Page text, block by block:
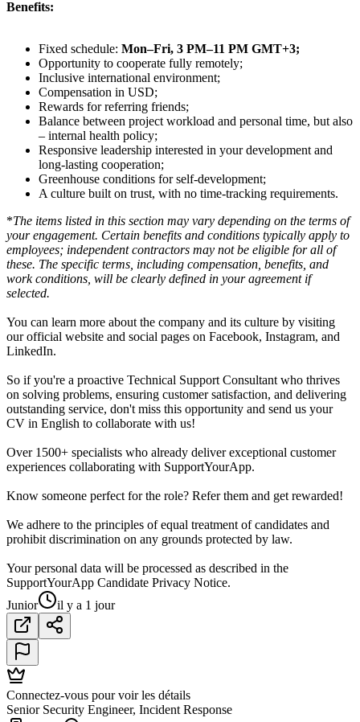
Benefits:
Fixed schedule: Mon–Fri, 3 PM–11 PM GMT+3;
Opportunity to cooperate fully remotely;
Inclusive international environment;
Compensation in USD;
Rewards for referring friends;
Balance between project workload and personal time, but also
– internal health policy;
Responsive leadership interested in your development and
long-lasting cooperation;
Greenhouse conditions for self-development;
A culture built on trust, with no time-tracking requirements.
*The items listed in this section may vary depending on the terms of
your engagement. Certain benefits and conditions typically apply to
employees; independent contractors may not be eligible for all of
these. The specific terms, including compensation, benefits, and
work conditions, will be clearly defined in your agreement if
selected.
You can learn more about the company and its culture by visiting
our official website and social pages on Facebook, Instagram, and
LinkedIn.
So if you're a proactive Technical Support Consultant who thrives
on solving problems, ensuring customer satisfaction, and delivering
outstanding service, don't miss this opportunity and send us your
CV in English to collaborate with us!
Over 1500+ specialists who already deliver exceptional customer
experiences collaborating with SupportYourApp.
Know someone perfect for the role? Refer them and get rewarded!
We adhere to the principles of equal treatment of candidates and
prohibit discrimination on any grounds protected by law.
Your personal data will be processed as described in the
SupportYourApp Candidate Privacy Notice.
Junior
il y a 1 jour
Connectez-vous pour voir les détails
Senior Security Engineer, Incident Response